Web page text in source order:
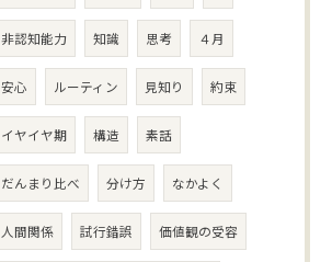
非認知能力 知識 思考 ４月
安心 ルーティン 見知り 約束
イヤイヤ期 構造 素話
だんまり比べ 分け方 なかよく
人間関係 試行錯誤 価値観の受容